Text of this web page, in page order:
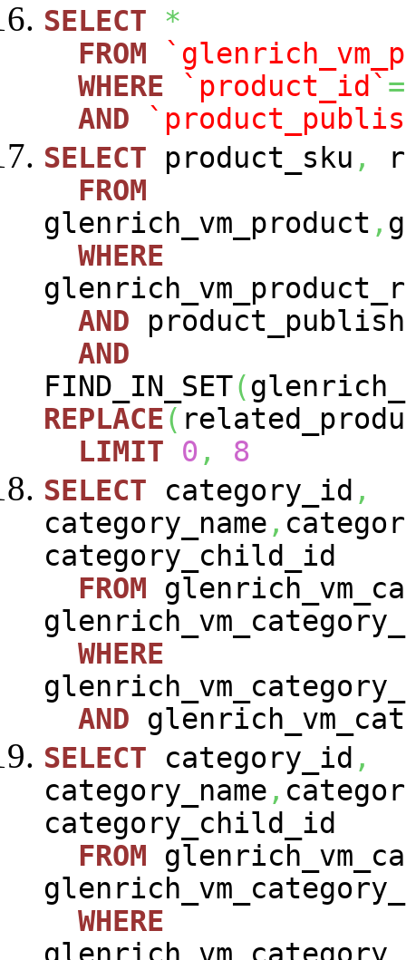
SELECT
*
FROM
WHERE
`product_id` =
AND
SELECT product_sku ,
FROM
glenrich_vm_product ,
WHERE
AND product_publish
AND
FIND_IN_SET(
REPLACE(
LIMIT
0 ,
8
SELECT category_id ,
category_name ,
category_child_id
FROM
WHERE
AND
SELECT category_id ,
category_name ,
category_child_id
FROM
WHERE